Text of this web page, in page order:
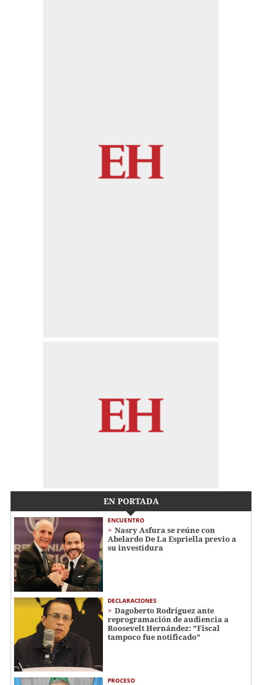
EN PORTADA
ENCUENTRO
Nasry Asfura se reúne con
Abelardo De La Espriella previo a
su investidura
DECLARACIONES
Dagoberto Rodríguez ante
reprogramación de audiencia a
Roosevelt Hernández: "Fiscal
tampoco fue notificado"
PROCESO